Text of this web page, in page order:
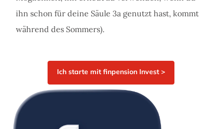
ihn schon für deine Säule 3a genutzt hast, kommt
während des Sommers).
Ich starte mit finpension Invest >